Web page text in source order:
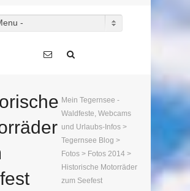
-
Mein Tegernsee -
Waldfeste, Webcams
und Urlaubs-Infos >
Tegernsee Blog >
Fotos > Fotos 2014 >
Historische Motorräder
zum Seefest